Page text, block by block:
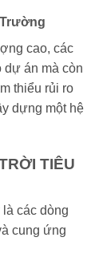
cao, các
dự án mà còn
thiểu rủi ro
dựng một hệ
TIÊU
các dòng
cung ứng